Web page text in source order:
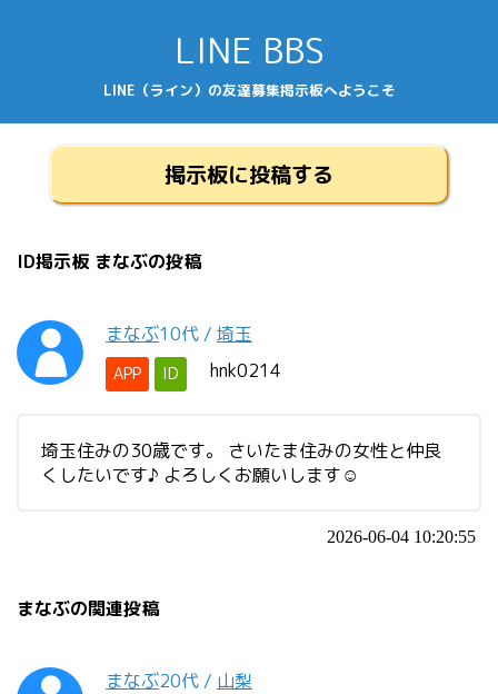
LINE BBS
LINE（ライン）の友達募集掲示板へようこそ
掲示板に投稿する
ID掲示板 まなぶの投稿
まなぶ10代 / 埼玉
APP ID hnk0214
埼玉住みの30歳です。 さいたま住みの女性と仲良
くしたいです♪ よろしくお願いします☺️
2026-06-04 10:20:55
まなぶの関連投稿
まなぶ20代 / 山梨